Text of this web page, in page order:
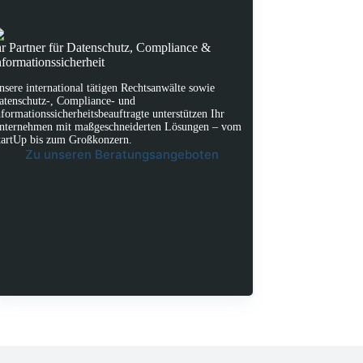
Partner für Datenschutz, Compliance &
international tätigen Rechtsanwälte sowie
, Compliance- und
unterstützen Ihr
mit maßgeschneiderten Lösungen – vom
bis zum Großkonzern.
Zu unseren Beratungsangeboten